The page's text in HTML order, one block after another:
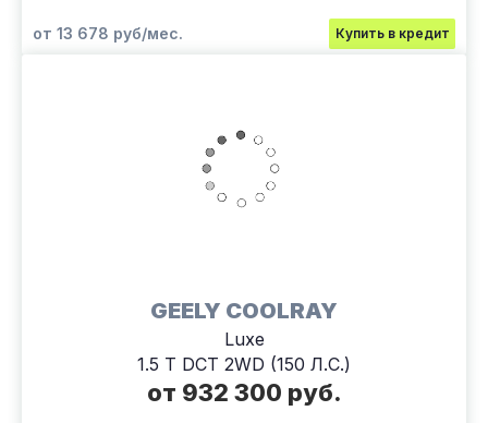
от 13 678 руб/мес. Купить в кредит
GEELY COOLRAY
Luxe
1.5 T DCT 2WD (150 Л.С.)
от 932 300 руб.